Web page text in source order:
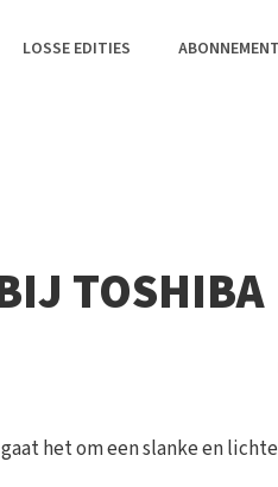
LOSSE EDITIES
TOSHIBA
het om een slanke en